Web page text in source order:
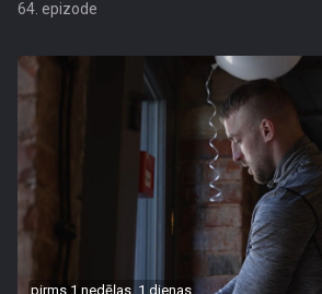
64. epizode
pirms 1 nedēļas, 1 dienas